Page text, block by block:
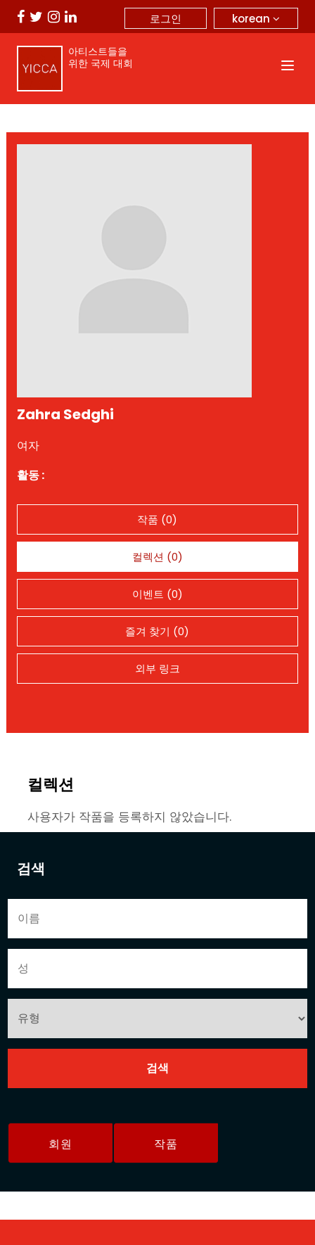
korean
로그인
아티스트들을
위한 국제 대회
검색
회원 작품
Zahra Sedghi
여자
활동 :
작품 (0)
컬렉션 (0)
이벤트 (0)
즐겨 찾기 (0)
외부 링크
컬렉션
사용자가 작품을 등록하지 않았습니다.